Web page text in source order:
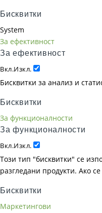
Бисквитки
System
За ефективност
За ефективност
Вкл.Изкл.
Бисквитки за анализ и
Бисквитки
За функционалности
За функционалности
Вкл.Изкл.
Този тип "бисквитки" се
разгледани продукти. Ако
Бисквитки
Маркетингови